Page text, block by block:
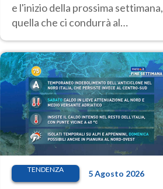
e l'inizio della prossima settimana,
quella che ci condurrà al
temperature molto elevate
TENDENZA 5 Agosto 2026